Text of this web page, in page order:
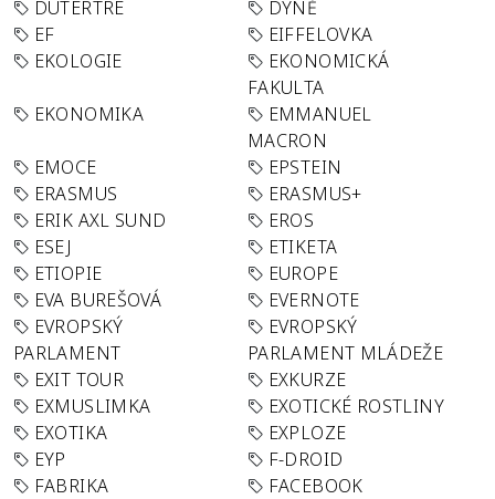
DUTERTRE
DÝNĚ
EF
EIFFELOVKA
EKOLOGIE
EKONOMICKÁ
FAKULTA
EKONOMIKA
EMMANUEL
MACRON
EMOCE
EPSTEIN
ERASMUS
ERASMUS+
ERIK AXL SUND
EROS
ESEJ
ETIKETA
ETIOPIE
EUROPE
EVA BUREŠOVÁ
EVERNOTE
EVROPSKÝ
PARLAMENT
EVROPSKÝ
PARLAMENT MLÁDEŽE
EXIT TOUR
EXKURZE
EXMUSLIMKA
EXOTICKÉ ROSTLINY
EXOTIKA
EXPLOZE
EYP
F-DROID
FABRIKA
FACEBOOK